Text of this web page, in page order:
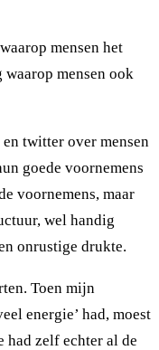
mensen het
waarop mensen ook
twitter over mensen
goede voornemens
voornemens, maar
wel handig
onrustige drukte.
Toen mijn
energie’ had, moest
had zelf echter al de